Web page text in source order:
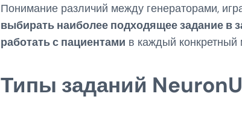
Понимание различий между генераторами,
выбирать наиболее подходящее задание в
работать с пациентами в каждый конкретный
Типы заданий